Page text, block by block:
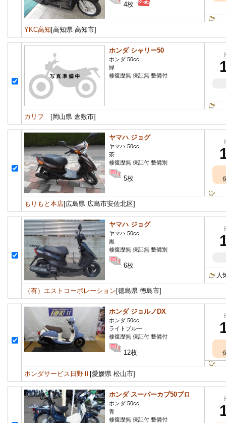
4枚
YKC高知 [高知県 高知市]
ホンダ シャリー50
ホンダ 50cc
緑
修復歴無 保証無 整備付
カリフ [岡山県 倉敷市]
ヤマハ ジョグ
ヤマハ 50cc
茶
修復歴無 保証付 整備別
5枚
もりもと本店[広島県 広島市安佐北区]
ヤマハ ジョグ
ヤマハ 50cc
黒
修復歴無 保証無 整備別
6枚
人
（有）エストコーポレーション [徳島県 徳島市]
ホンダ ジョルノDX
ホンダ 50cc
ライトブルー
修復歴無 保証付 整備付
12枚
ホンダサービス日野Ⅱ [愛媛県 松山市]
ホンダ スーパーカブ50プロ
ホンダ 50cc
青
修復歴無 保証付 整備付